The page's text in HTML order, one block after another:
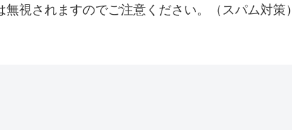
視されますのでご注意ください。（スパム対策）